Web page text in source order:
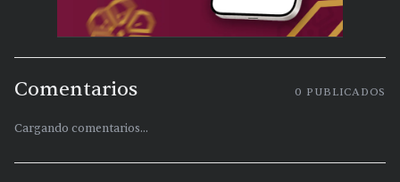
Comentarios 0 PUBLICADOS
Cargando comentarios...